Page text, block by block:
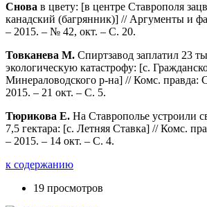
Снова в цвету: [в центре Ставрополя
канадский (багрянник)] // Аргументы и
– 2015. – № 42, окт. – С. 20.
Товканева М. Спиртзавод заплатил 23
экологическую катастрофу: [с.
Минераловодского р-на] // Комс. правда:
2015. – 21 окт. – С. 5.
Тюрикова Е. На Ставрополье устроили
7,5 гектара: [с. Летняя Ставка] // Комс.
– 2015. – 14 окт. – С. 4.
к содержанию
19 просмотров